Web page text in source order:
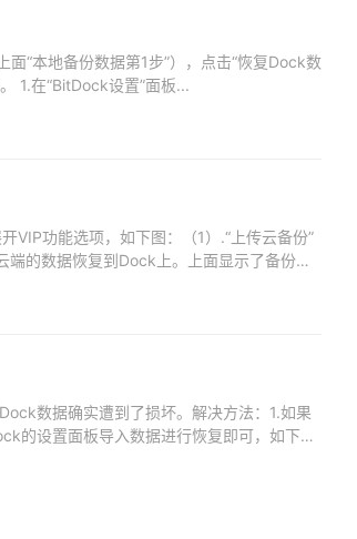
面“本地备份数据第1步”），点击“恢复Dock数
1.在“BitDock设置”面板...
VIP功能选项，如下图：（1）.“上传云备份”
端的数据恢复到Dock上。上面显示了备份
数据确实遭到了损坏。解决方法：1.如果
的设置面板导入数据进行恢复即可，如下图